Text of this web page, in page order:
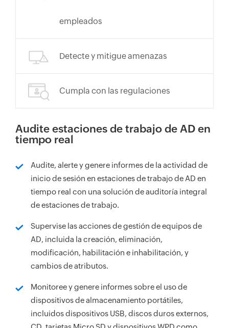
empleados
Detecte y mitigue amenazas
Cumpla con las regulaciones
Audite estaciones de trabajo de AD en
tiempo real
Audite, alerte y genere informes de la actividad de
inicio de sesión en estaciones de trabajo de AD en
tiempo real con una solución de auditoría integral
de estaciones de trabajo.
Supervise las acciones de gestión de equipos de
AD, incluida la creación, eliminación,
modificación, habilitación e inhabilitación, y
cambios de atributos.
Monitoree y genere informes sobre el uso de
dispositivos de almacenamiento portátiles,
incluidos dispositivos USB, discos duros externos,